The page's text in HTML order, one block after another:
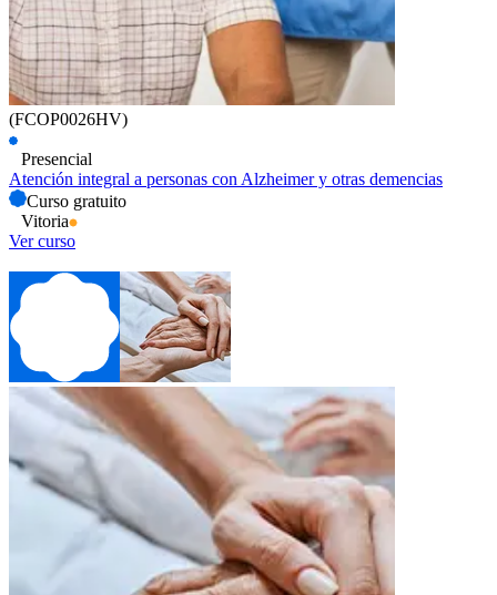
(FCOP0026HV)
Presencial
Atención integral a personas con Alzheimer y otras demencias
Curso gratuito
Vitoria
Ver curso